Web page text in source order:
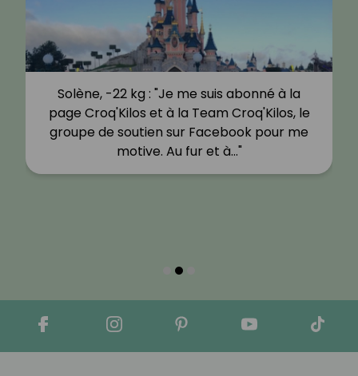
Solène, -22 kg : "Je me suis abonné à la
page Croq'Kilos et à la Team Croq'Kilos, le
groupe de soutien sur Facebook pour me
motive. Au fur et à…"